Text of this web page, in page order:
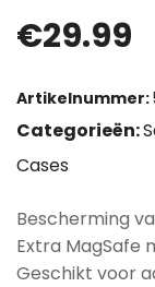
€29.99
Artikelnummer:
Categorieën:
Cases
Bescherming
Extra MagSafe
Geschikt voor